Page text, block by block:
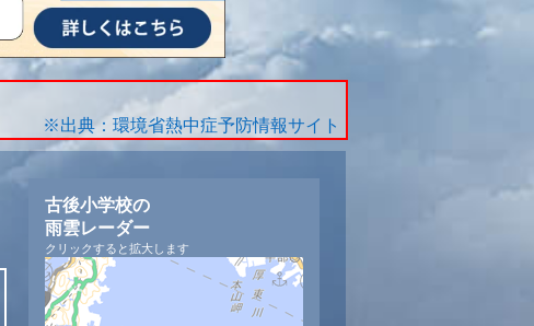
※出典：環境省熱中症予防情報サイト
古後小学校の
雨雲レーダー
クリックすると拡大します